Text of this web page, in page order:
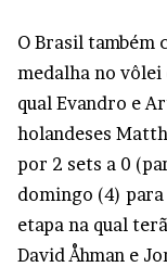
O Brasil também
medalha no
qual Evandro e
holandeses
por 2 sets a 0
domingo (4)
etapa na qual
David Åhman e